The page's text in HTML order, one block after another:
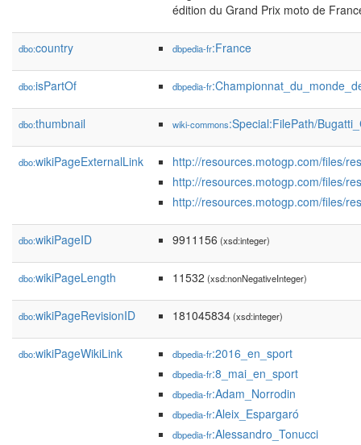
édition du Grand Prix moto de
dbo:country dbpedia-fr:France
dbo:isPartOf dbpedia-fr
dbo:thumbnail wiki-commons:Special:FilePath/
dbo:wikiPageExternalLink
http://resources.motogp.com/files/
http://resources.motogp.com/files/
http://resources.motogp.com/files/
dbo:wikiPageID 9911156 (xsd:integer)
dbo:wikiPageLength 11532 (xsd:nonNegativeInteger)
dbo:wikiPageRevisionID 181045834(xsd:integer)
dbo:wikiPageWikiLink dbpedia-fr:2016_en_sport
dbpedia-fr:8_mai_en_sport
dbpedia-fr:Adam_Norrodin
dbpedia-fr:Aleix_Espargaró
dbpedia-fr:Alessandro_Tonucci